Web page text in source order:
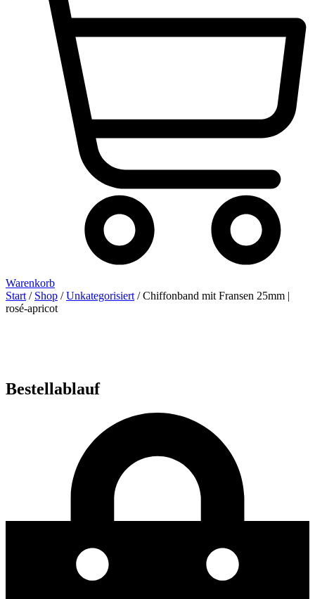
Warenkorb
Start / Shop /Unkategorisiert / Chiffonband mit Fransen 25mm |
rosé-apricot
Bestellablauf